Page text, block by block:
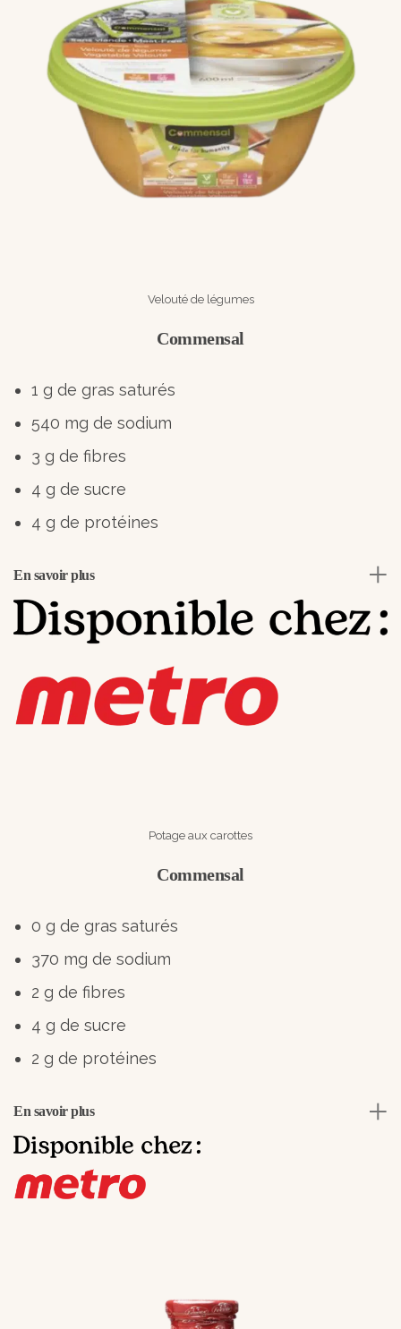
Velouté de légumes
Commensal
1 g de gras saturés
540 mg de sodium
3 g de fibres
4 g de sucre
4 g de protéines
En savoir plus
Potage aux carottes
Commensal
0 g de gras saturés
370 mg de sodium
2 g de fibres
4 g de sucre
2 g de protéines
En savoir plus